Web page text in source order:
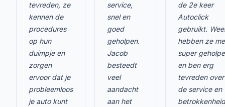
tevreden, ze
kennen de
procedures
op hun
duimpje en
zorgen
ervoor dat je
probleemloos
je auto kunt
service,
snel en
goed
geholpen.
Jacob
besteedt
veel
aandacht
aan het
de 2e keer
Autoclick
gebruikt.
hebben ze me
super
en ben erg
tevreden over
de service en